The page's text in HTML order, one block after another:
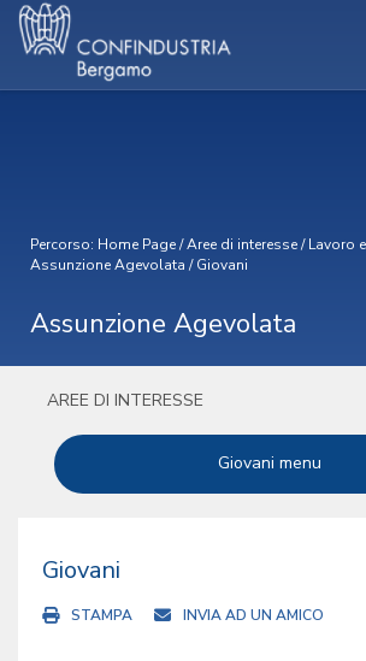
Percorso: Home Page/Aree di interesse/Lavoro
Assunzione Agevolata /Giovani
Assunzione Agevolata
AREE DI INTERESSE
Giovani menu
Giovani
STAMPA INVIA AD UN AMICO